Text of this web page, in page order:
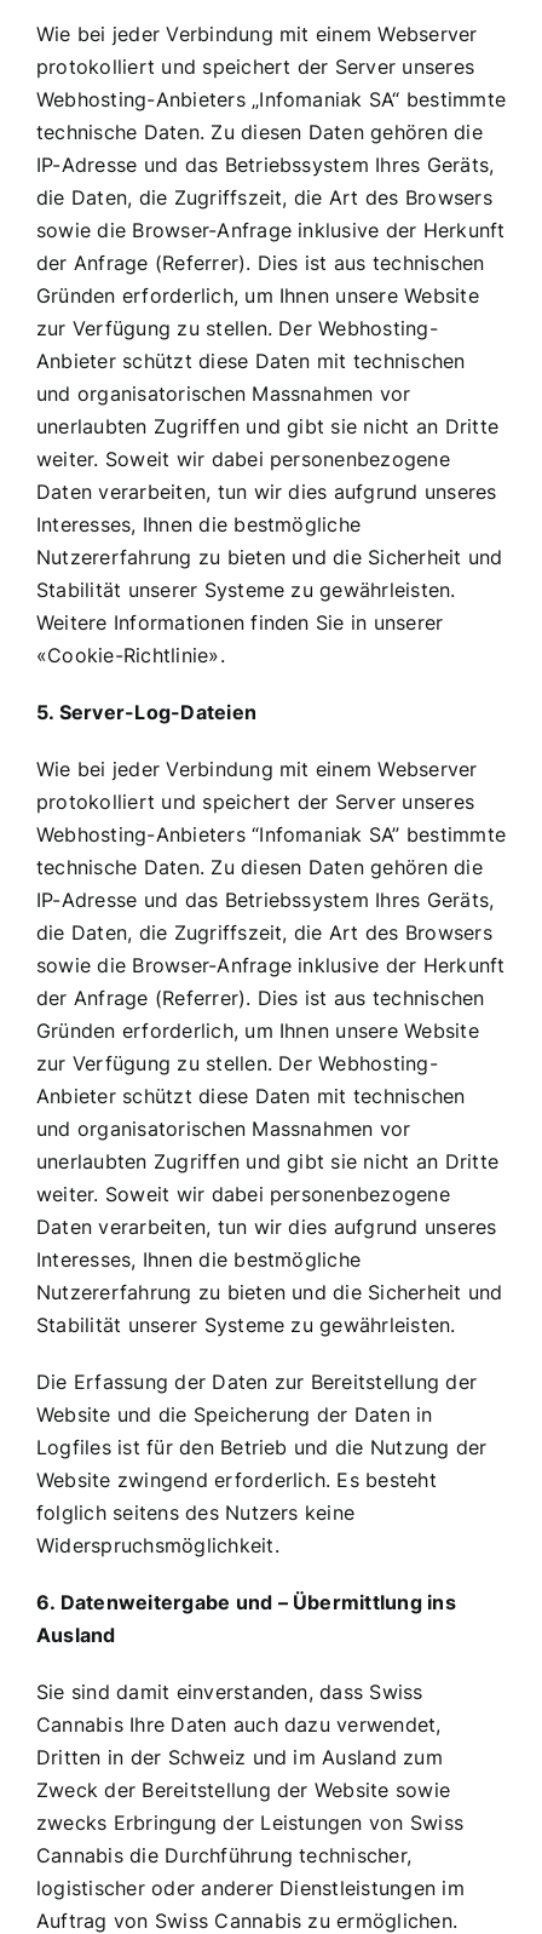
Wie bei jeder Verbindung mit einem Webserver
protokolliert und speichert der Server unseres
Webhosting-Anbieters „Infomaniak SA“ bestimmte
technische Daten. Zu diesen Daten gehören die
IP-Adresse und das Betriebssystem Ihres Geräts,
die Daten, die Zugriffszeit, die Art des Browsers
sowie die Browser-Anfrage inklusive der Herkunft
der Anfrage (Referrer). Dies ist aus technischen
Gründen erforderlich, um Ihnen unsere Website
zur Verfügung zu stellen. Der Webhosting-
Anbieter schützt diese Daten mit technischen
und organisatorischen Massnahmen vor
unerlaubten Zugriffen und gibt sie nicht an Dritte
weiter. Soweit wir dabei personenbezogene
Daten verarbeiten, tun wir dies aufgrund unseres
Interesses, Ihnen die bestmögliche
Nutzererfahrung zu bieten und die Sicherheit und
Stabilität unserer Systeme zu gewährleisten.
Weitere Informationen finden Sie in unserer
«Cookie-Richtlinie».
5. Server-Log-Dateien
Wie bei jeder Verbindung mit einem Webserver
protokolliert und speichert der Server unseres
Webhosting-Anbieters “Infomaniak SA” bestimmte
technische Daten. Zu diesen Daten gehören die
IP-Adresse und das Betriebssystem Ihres Geräts,
die Daten, die Zugriffszeit, die Art des Browsers
sowie die Browser-Anfrage inklusive der Herkunft
der Anfrage (Referrer). Dies ist aus technischen
Gründen erforderlich, um Ihnen unsere Website
zur Verfügung zu stellen. Der Webhosting-
Anbieter schützt diese Daten mit technischen
und organisatorischen Massnahmen vor
unerlaubten Zugriffen und gibt sie nicht an Dritte
weiter. Soweit wir dabei personenbezogene
Daten verarbeiten, tun wir dies aufgrund unseres
Interesses, Ihnen die bestmögliche
Nutzererfahrung zu bieten und die Sicherheit und
Stabilität unserer Systeme zu gewährleisten.
Die Erfassung der Daten zur Bereitstellung der
Website und die Speicherung der Daten in
Logfiles ist für den Betrieb und die Nutzung der
Website zwingend erforderlich. Es besteht
folglich seitens des Nutzers keine
Widerspruchsmöglichkeit.
6. Datenweitergabe und – Übermittlung ins
Ausland
Sie sind damit einverstanden, dass Swiss
Cannabis Ihre Daten auch dazu verwendet,
Dritten in der Schweiz und im Ausland zum
Zweck der Bereitstellung der Website sowie
zwecks Erbringung der Leistungen von Swiss
Cannabis die Durchführung technischer,
logistischer oder anderer Dienstleistungen im
Auftrag von Swiss Cannabis zu ermöglichen.